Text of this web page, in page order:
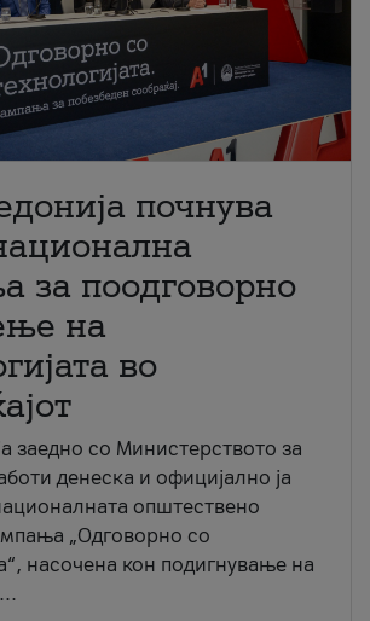
почнува
за поодговорно
на
во
заедно со Министерството за
денеска и официјално ја
општествено
„Одговорно со
насочена кон подигнување на